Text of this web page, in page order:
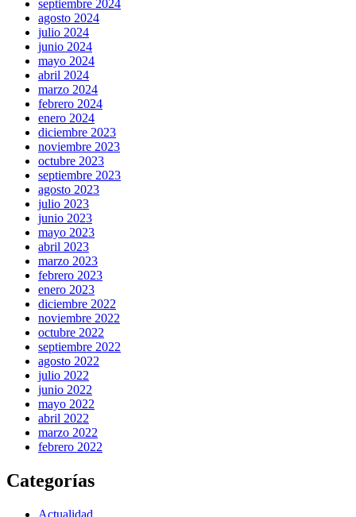
septiembre 2024
agosto 2024
julio 2024
junio 2024
mayo 2024
abril 2024
marzo 2024
febrero 2024
enero 2024
diciembre 2023
noviembre 2023
octubre 2023
septiembre 2023
agosto 2023
julio 2023
junio 2023
mayo 2023
abril 2023
marzo 2023
febrero 2023
enero 2023
diciembre 2022
noviembre 2022
octubre 2022
septiembre 2022
agosto 2022
julio 2022
junio 2022
mayo 2022
abril 2022
marzo 2022
febrero 2022
Categorías
Actualidad